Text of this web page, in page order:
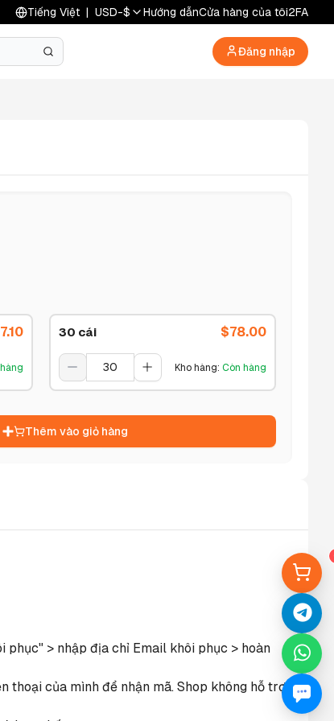
Tiếng Việt | USD-$ Hướng dẫnCửa hàng của tôi2FA
Đăng nhập
30 cái $78.00
Kho hàng: Còn hàng
Thêm vào giỏ hàng
phục" > nhập địa chỉ Email khôi phục > hoàn
thoại của mình để nhận mã. Shop không hỗ trợ